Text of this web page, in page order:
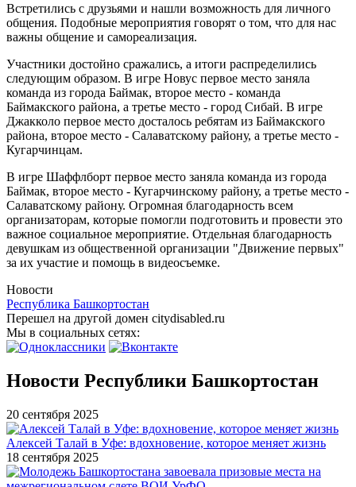
Встретились с друзьями и нашли возможность для личного
общения. Подобные мероприятия говорят о том, что для нас
важны общение и самореализация.
Участники достойно сражались, а итоги распределились
следующим образом. В игре Новус первое место заняла
команда из города Баймак, второе место - команда
Баймакского района, а третье место - город Сибай. В игре
Джакколо первое место досталось ребятам из Баймакского
района, второе место - Салаватскому району, а третье место -
Кугарчинцам.
В игре Шаффлборт первое место заняла команда из города
Баймак, второе место - Кугарчинскому району, а третье место -
Салаватскому району. Огромная благодарность всем
организаторам, которые помогли подготовить и провести это
важное социальное мероприятие. Отдельная благодарность
девушкам из общественной организации "Движение первых"
за их участие и помощь в видеосъемке.
Новости
Республика Башкортостан
Перешел на другой домен citydisabled.ru
Мы в социальных сетях:
Новости Республики Башкортостан
20 сентября 2025
Алексей Талай в Уфе: вдохновение, которое меняет жизнь
18 сентября 2025